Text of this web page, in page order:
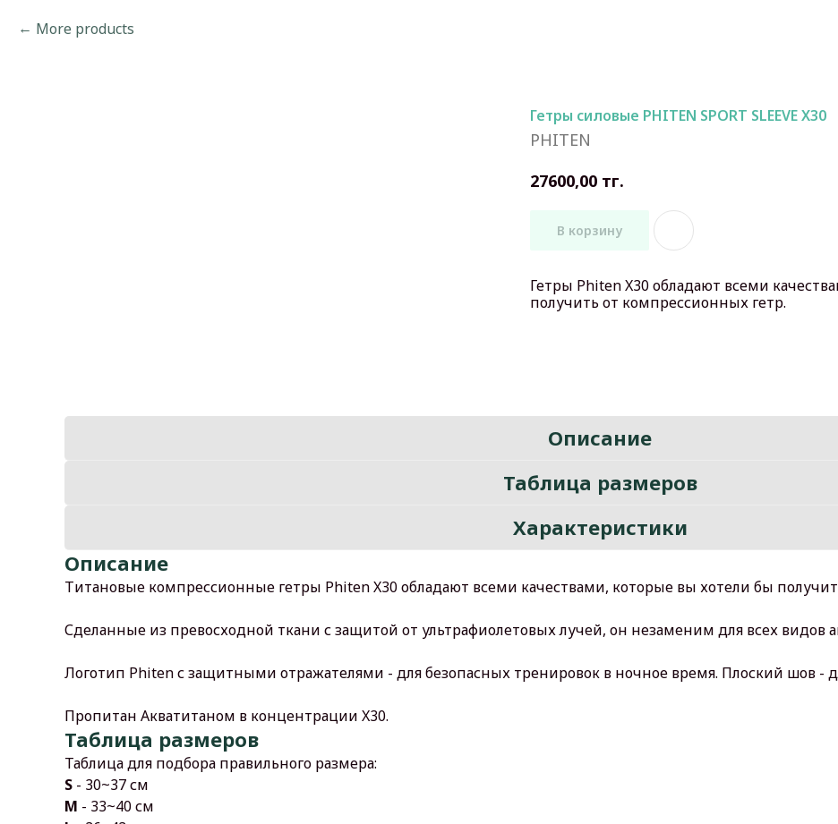
More products
Гетры силовые PHITEN SPORT SLEEVE X30
PHITEN
27600,00 тг.
В корзину
Гетры Phiten X30 обладают всеми
получить от компрессионных гетр.
Описание
Таблица размеров
Характеристики
Описание
Титановые компрессионные гетры Phiten X30 обладают всеми качествами, которые вы хотели бы
Сделанные из превосходной ткани с защитой от ультрафиолетовых лучей, он незаменим для всех видов
Логотип Phiten с защитными отражателями - для безопасных тренировок в ночное время. Плоский шов -
Пропитан Акватитаном в концентрации X30.
Таблица размеров
Таблица для подбора правильного размера:
S - 30~37 см
M - 33~40 см